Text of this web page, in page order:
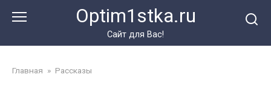
Optim1stka.ru
Сайт для Вас!
Главная » Рассказы